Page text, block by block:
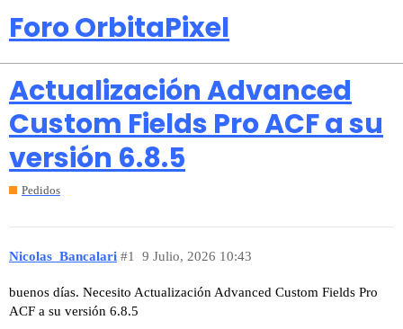
Foro OrbitaPixel
Actualización Advanced
Custom Fields Pro ACF a su
versión 6.8.5
Pedidos
Nicolas_Bancalari 9 Julio, 2026 10:43
#1
buenos días. Necesito Actualización Advanced Custom Fields Pro
ACF a su versión 6.8.5